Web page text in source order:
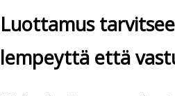
Luottamus
lempeyttä että